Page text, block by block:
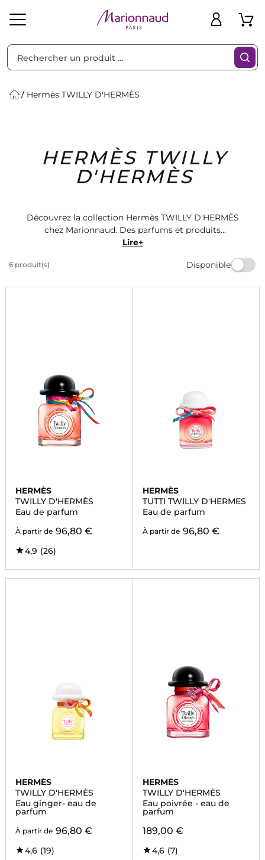
Solaire Homme Marques Idées
Cadeaux
Bons
Plans
Hermès TWILLY D'HERMÈS
HERMÈS TWILLY
D'HERMÈS
Découvrez la collection Hermès TWILLY D'HERMÈS
chez Marionnaud. Des parfums et produits
cosmétiques de luxe pour sublimer votre beauté.
proches. Profitez de la livraison rapide et des offres
Lire+
6 produit(s) Disponible
Filtres
HERMÈS
TWILLY D'HERMÈS
Eau de parfum
À partir de 96,80 €
4,9 (26)
HERMÈS
TUTTI TWILLY D'HERMES
Eau de parfum
À partir de 96,80 €
HERMÈS
TWILLY D'HERMÈS
Eau ginger- eau de
parfum
À partir de 96,80 €
4,6 (19)
HERMÈS
TWILLY D'HERMÈS
Eau poivrée - eau de
parfum
189,00 €
4,6 (7)